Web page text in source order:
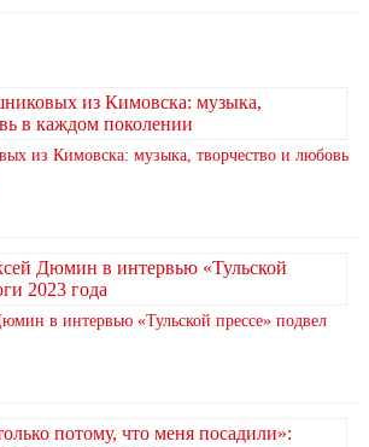
из Кимовска: музыка, творчество и любовь
в интервью «Тульской прессе» подвел